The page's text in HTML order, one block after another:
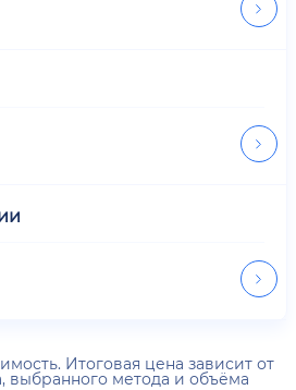
Итоговая цена зависит от
выбранного метода и объёма